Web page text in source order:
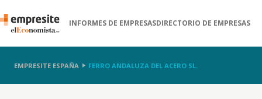
INFORMES DE EMPRESASDIRECTORIO DE EMPRESAS
EMPRESITE ESPAÑA FERRO ANDALUZA DEL ACERO SL.